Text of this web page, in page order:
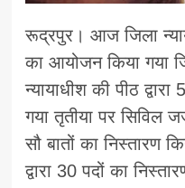
रूद्रपुर। आज जिला
का आयोजन किया गया
न्यायाधीश की पीठ
गया तृतीया पर सिविल
सौ बातों का निस्तारण
द्वारा 30 पदों का